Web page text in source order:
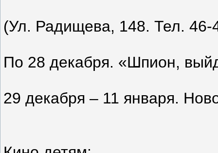
(Ул. Радищева, 148. Тел. 46-
По 28 декабря. «Шпион,
29 декабря – 11 января.